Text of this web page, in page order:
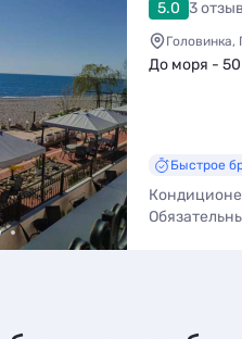
5.0 3
До моря -
Быстрое